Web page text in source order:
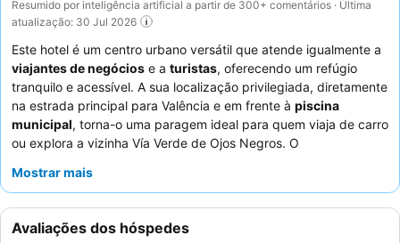
Resumido por inteligência artificial a partir de 300+ comentários · Última
atualização: 30 Jul 2026
Este hotel é um centro urbano versátil que atende igualmente a
viajantes de negócios e a turistas, oferecendo um refúgio
tranquilo e acessível. A sua localização privilegiada, diretamente
na estrada principal para Valência e em frente à piscina
municipal, torna-o uma paragem ideal para quem viaja de carro
ou explora a vizinha Vía Verde de Ojos Negros. O
comodidade de destaque, especialmente para ciclistas. Os
excecionais
pequeno-almoço
requintado, que pode ser desfrutado num agradável terraço.
Mostrar mais
Avaliações dos hóspedes